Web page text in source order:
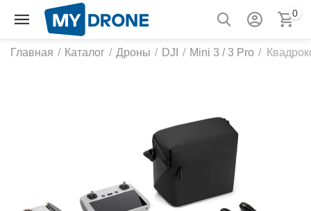
0
Главная / Каталог / Дроны / DJI / Mini 3 / 3 Pro /